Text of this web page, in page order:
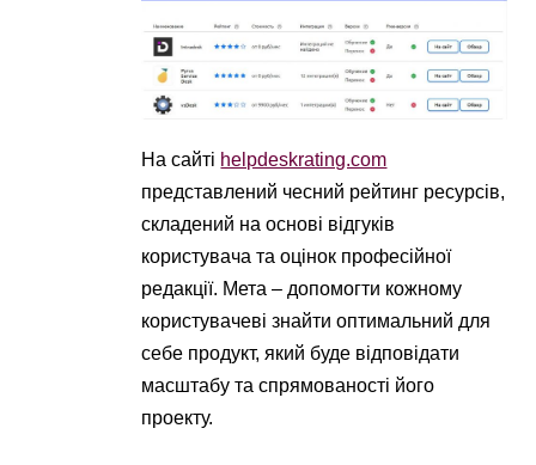
На сайті helpdeskrating.com
представлений чесний рейтинг ресурсів,
складений на основі відгуків
користувача та оцінок професійної
редакції. Мета – допомогти кожному
користувачеві знайти оптимальний для
себе продукт, який буде відповідати
масштабу та спрямованості його
проекту.